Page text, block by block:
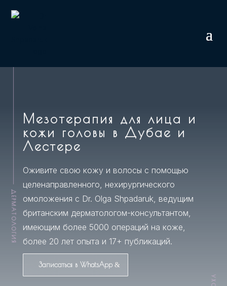
Мезотерапия для лица и
кожи головы в Дубае и
Лестере
Оживите свою кожу и волосы с помощью
целенаправленного, нехирургического
омоложения с Dr. Olga Shpadaruk, ведущим
британским дерматологом-консультантом,
имеющим более 5000 операций на коже,
более 20 лет опыта и 17+ публикаций.
Записаться в WhatsApp
ДЕРМАТОЛОГИЯ